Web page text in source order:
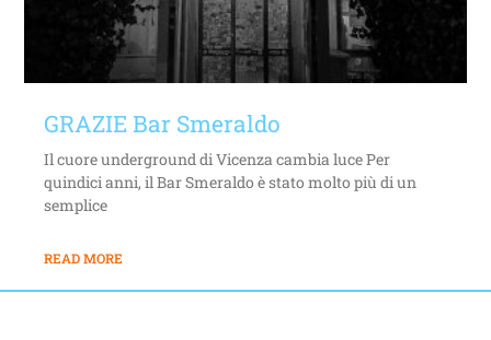
GRAZIE Bar Smeraldo
Il cuore underground di Vicenza cambia luce Per
quindici anni, il Bar Smeraldo è stato molto più di un
semplice
READ MORE